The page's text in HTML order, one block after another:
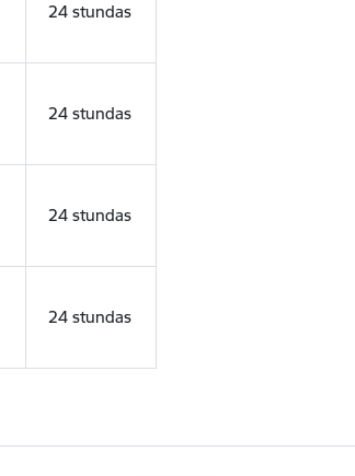
24 stundas
24 stundas
24 stundas
24 stundas